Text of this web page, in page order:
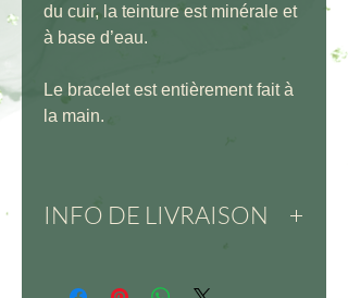
du cuir, la teinture est minérale et
à base d’eau.
Le bracelet est entièrement fait à
la main.
INFO DE LIVRAISON
toute la France.